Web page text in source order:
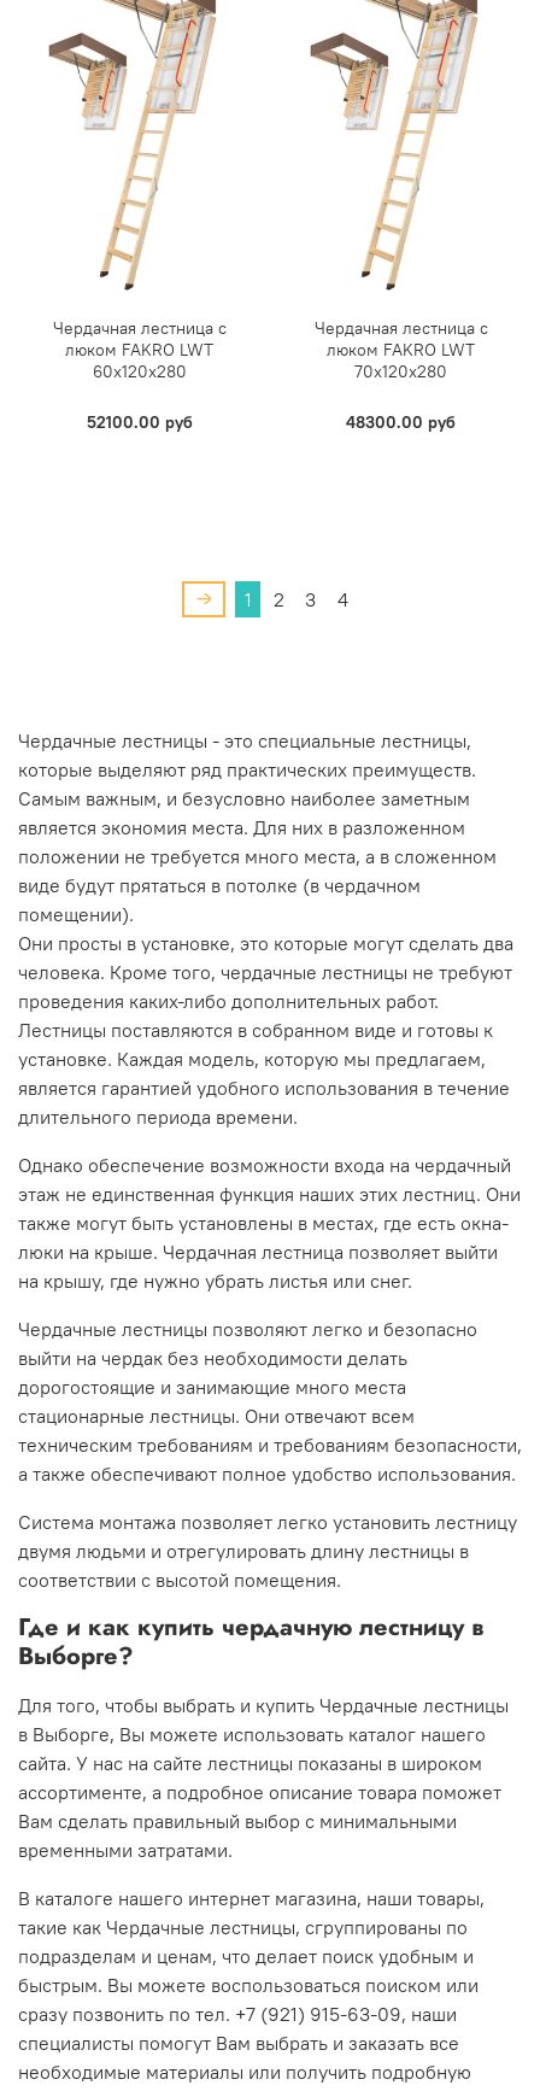
Чердачная лестница с
люком FAKRO LWT
60х120х280
52100.00 руб
Чердачная лестница с
люком FAKRO LWT
70х120х280
48300.00 руб
1 2 3 4
Чердачные лестницы - это специальные лестницы,
которые выделяют ряд практических преимуществ.
Самым важным, и безусловно наиболее заметным
является экономия места. Для них в разложенном
положении не требуется много места, а в сложенном
виде будут прятаться в потолке (в чердачном
помещении).
Они просты в установке, это которые могут сделать два
человека. Кроме того, чердачные лестницы не требуют
проведения каких-либо дополнительных работ.
Лестницы поставляются в собранном виде и готовы к
установке. Каждая модель, которую мы предлагаем,
является гарантией удобного использования в течение
длительного периода времени.
Однако обеспечение возможности входа на чердачный
этаж не единственная функция наших этих лестниц. Они
также могут быть установлены в местах, где есть окна-
люки на крыше. Чердачная лестница позволяет выйти
на крышу, где нужно убрать листья или снег.
Чердачные лестницы позволяют легко и безопасно
выйти на чердак без необходимости делать
дорогостоящие и занимающие много места
стационарные лестницы. Они отвечают всем
техническим требованиям и требованиям безопасности,
а также обеспечивают полное удобство использования.
Система монтажа позволяет легко установить лестницу
двумя людьми и отрегулировать длину лестницы в
соответствии с высотой помещения.
Где и как купить чердачную лестницу в
Выборге?
Для того, чтобы выбрать и купить Чердачные лестницы
в Выборге, Вы можете использовать каталог нашего
сайта. У нас на сайте лестницы показаны в широком
ассортименте, а подробное описание товара поможет
Вам сделать правильный выбор с минимальными
временными затратами.
В каталоге нашего интернет магазина, наши товары,
такие как Чердачные лестницы, сгруппированы по
подразделам и ценам, что делает поиск удобным и
быстрым. Вы можете воспользоваться поиском или
сразу позвонить по тел. +7 (921) 915-63-09, наши
специалисты помогут Вам выбрать и заказать все
необходимые материалы или получить подробную